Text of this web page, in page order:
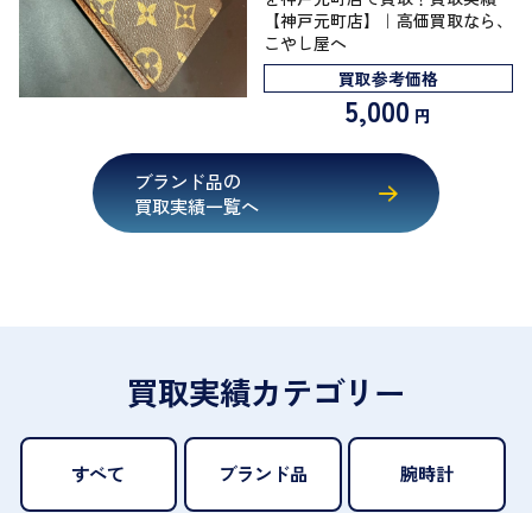
【神戸元町店】｜高価買取なら、
こやし屋へ
買取参考価格
5,000 円
ブランド品の
買取実績一覧へ
買取実績カテゴリー
すべて ブランド品 腕時計